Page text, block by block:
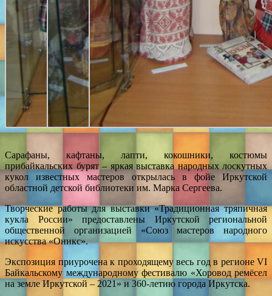
Сарафаны, кафтаны, лапти, кокошники, костюмы
прибайкальских бурят – яркая выставка народных лоскутных
кукол известных мастеров открылась в фойе Иркутской
областной детской библиотеки им. Марка Сергеева.
Творческие работы для выставки «Традиционная тряпичная
кукла России» предоставлены Иркутской региональной
общественной организацией «Союз мастеров народного
искусства «Оникс».
Экспозиция приурочена к проходящему весь год в регионе VI
Байкальскому международному фестивалю «Хоровод ремёсел
на земле Иркутской – 2021» и 360-летию города Иркутска.